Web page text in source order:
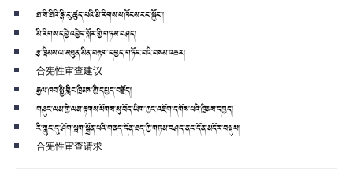
ཐ་སི་ཐིའི་རྙི་རུ་ཚུད་པའི་མི་རིགས་ས་ཁོངས་རང་སྐྱོང་།
མི་རིགས་དབྱེ་འབྱེད་སྐོར་གྱི་གཏམ་བཤད།
རྩ་ཁྲིམས་ལ་མཐུན་མིན་བརྟག་དཔྱད་གཏོང་བའི་བསམ་འཆར།
合宪性审查建议
རྒྱལ་ཁབ་སྤྱི་གླིང་ཁྲིམས་ཀྱི་དཔྱད་བརྗོད།
གཞུང་ལམ་གྱི་ལམ་རྟགས་སོགས་སུ་བོད་ཡིག་ཀྱང་འཇོག་དགོས་པའི་ཁྲིམས་དཔྱད།
རི་ཀླུང་དུ་ཤོག་སྦག་སྒྲོན་པའི་གནད་དོན་ཐད་ཀྱི་གཏམ་བཤད་ནང་དོན་མདོར་བསྡུས།
合宪性审查请求